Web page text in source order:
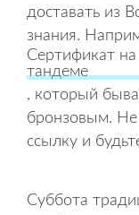
доставать из
знания.
Сертификат
тандеме
, который
бронзовым. Не
ссылку и
Суббота